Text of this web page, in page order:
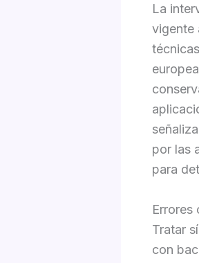
La
vigente
por las
para
Errores
Tratar
con